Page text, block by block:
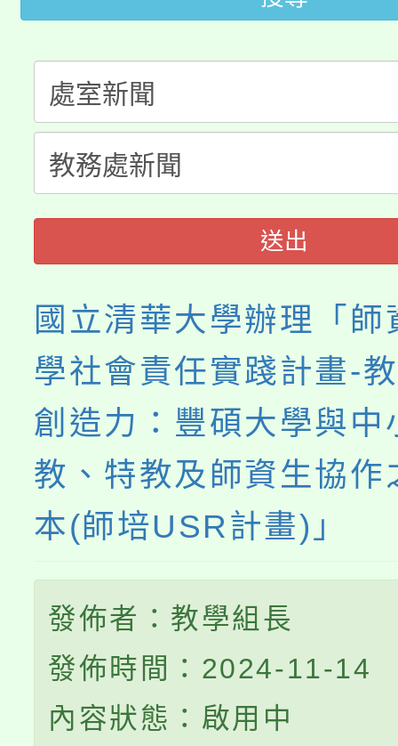
車」活動
桃園市115學年度學生
生本土語及新住民語歌
公告本校115學年度第
代理(課)教師甄選結果(
公告本校115學年度第
代理(課)教師甄選結果(
轉知中國文化大學推廣
《TA101》溝通分析基
程，歡迎學生輔導中心
心理、諮商輔導、社會
系所師生報名參加。
送出
國立清華大學辦理「師
學社會責任實踐計畫-
創造力：豐碩大學與中
教、特教及師資生協作
本(師培USR計畫)」
發佈者：教學組長
發佈時間：2024-11-14
內容狀態：啟用中